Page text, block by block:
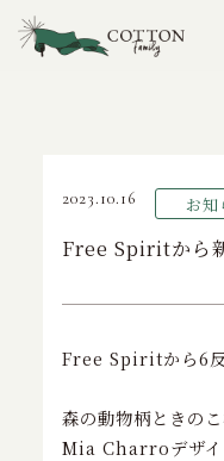
わ
イ
TOP> お知らせ>Free
2023.10.16 お知
Free Spiritから
Free Spiritから6反
森の動物柄ときの
Mia Charroデザ